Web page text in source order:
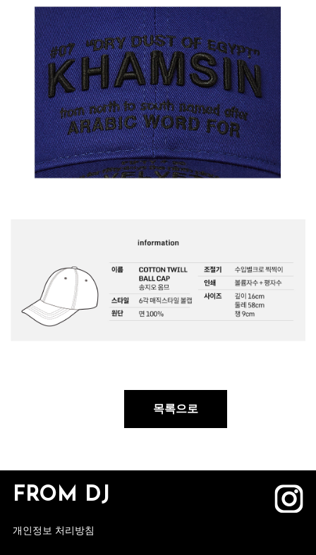
목록으로
FROM DJ
개인정보 처리방침